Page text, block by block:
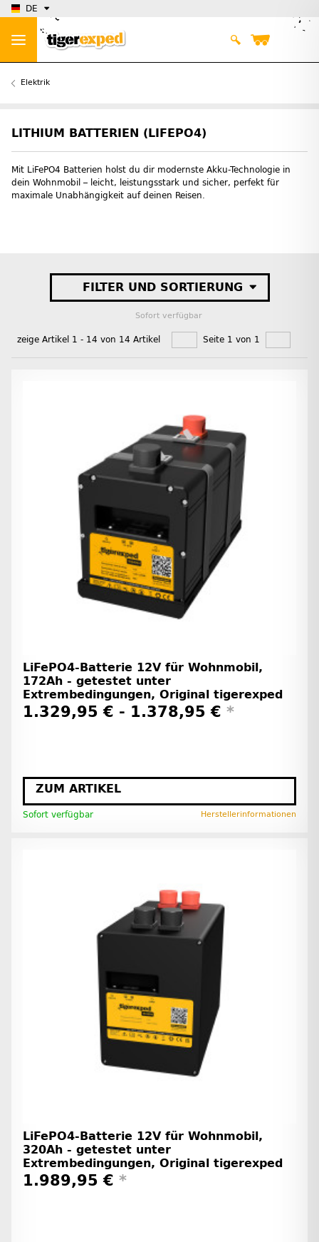
DE
Elektrik
LITHIUM BATTERIEN (LIFEPO4)
Mit LiFePO4 Batterien holst du dir modernste Akku-Technologie in
dein Wohnmobil – leicht, leistungsstark und sicher, perfekt für
maximale Unabhängigkeit auf deinen Reisen.
FILTER UND SORTIERUNG
Sofort verfügbar
zeige Artikel 1 - 14 von 14 Artikel Seite 1 von 1
LiFePO4-Batterie 12V für Wohnmobil,
172Ah - getestet unter
Extrembedingungen, Original tigerexped
1.329,95 € - 1.378,95 € *
ZUM ARTIKEL
Sofort verfügbar Herstellerinformationen
LiFePO4-Batterie 12V für Wohnmobil,
320Ah - getestet unter
Extrembedingungen, Original tigerexped
1.989,95 € *